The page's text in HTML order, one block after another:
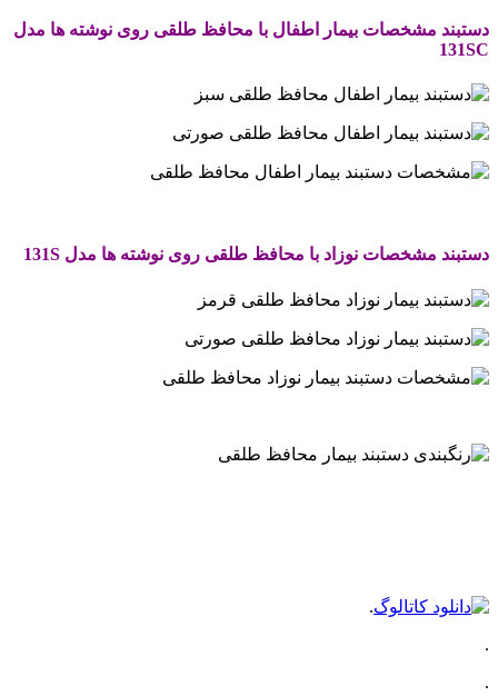
دستبند مشخصات بیمار اطفال با محافظ طلقی روی نوشته ها مدل
131SC
دستبند مشخصات نوزاد با محافظ طلقی روی نوشته ها مدل 131S
.
.
.